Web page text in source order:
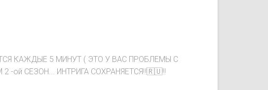
КАЖДЫЕ 5 МИНУТ ( ЭТО У ВАС ПРОБЛЕМЫ С
-ой СЕЗОН... ИНТРИГА СОХРАНЯЕТСЯ‼️🇷🇺‼️